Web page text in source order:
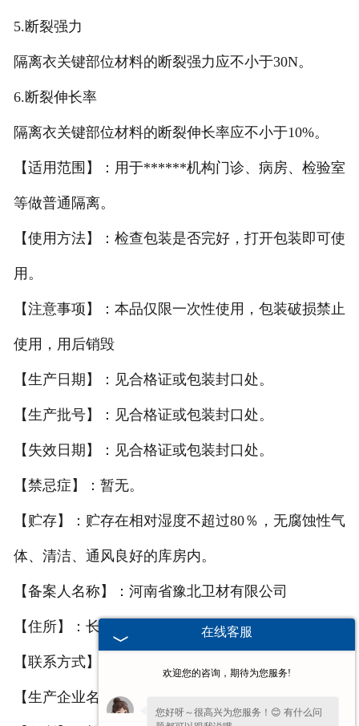
5.断裂强力
隔离衣关键部位材料的断裂强力应不小于30N。
6.断裂伸长率
隔离衣关键部位材料的断裂伸长率应不小于10%。
【适用范围】：用于******机构门诊、病房、检验室
等做普通隔离。
【使用方法】：检查包装是否完好，打开包装即可使
用。
【注意事项】：本品仅限一次性使用，包装破损禁止
使用，用后销毁
【生产日期】：见合格证或包装封口处。
【生产批号】：见合格证或包装封口处。
【失效日期】：见合格证或包装封口处。
【禁忌症】：暂无。
【贮存】：贮存在相对湿度不超过80％，无腐蚀性气
体、清洁、通风良好的库房内。
【备案人名称】：河南省豫北卫材有限公司
【住所】：长垣县蒲东工业园区
【联系方式】：0373-8816227/8816226
【生产企业名称】：河南省豫北卫材有限公司
在线客服
欢迎您的咨询，期待为您服务!
您好呀～很高兴为您服务！😊 有什么问